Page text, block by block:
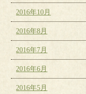
2016年10月
2016年8月
2016年7月
2016年6月
2016年5月